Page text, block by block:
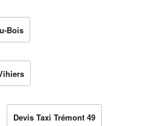
Bois
Devis Taxi Trémont 49